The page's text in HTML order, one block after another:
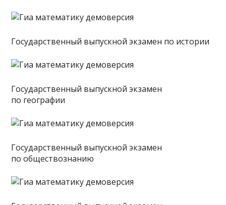
Государственный выпускной экзамен по истории
Государственный выпускной экзамен
по географии
Государственный выпускной экзамен
по обществознанию